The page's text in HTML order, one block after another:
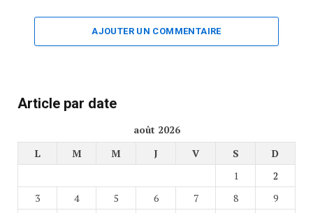
AJOUTER UN COMMENTAIRE
Article par date
août 2026
L
M M J V S
D
1
2
3
4 5 6 7 8
9